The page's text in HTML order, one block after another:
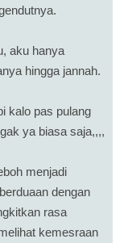
aku hanya
hingga jannah.
kalo pas pulang
ya biasa saja,,,,
menjadi
dengan
rasa
kemesraan